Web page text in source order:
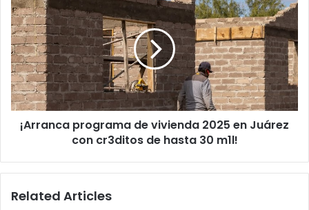
programa
de
vivienda
2025
en
Juárez
con
cr3ditos
de¡Arranca programa de vivienda 2025 en Juárez
con cr3ditos de hasta 30 m1l!
Related Articles